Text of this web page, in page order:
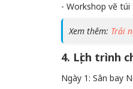
- Workshop vẽ
Xem thêm: Trải
4. Lịch trình
Ngày 1: Sân bay